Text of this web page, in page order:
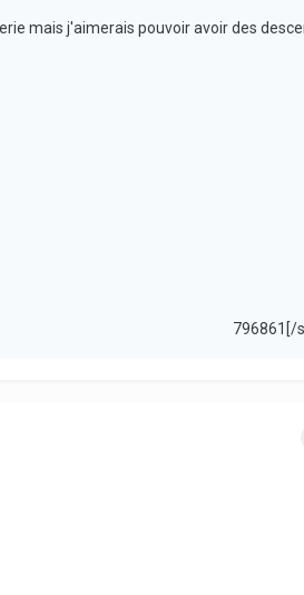
mais j'aimerais pouvoir avoir des
796861[/